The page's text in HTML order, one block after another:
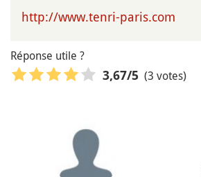
http://www.tenri-paris.com
Réponse utile ?
3,67/5 (3 votes)